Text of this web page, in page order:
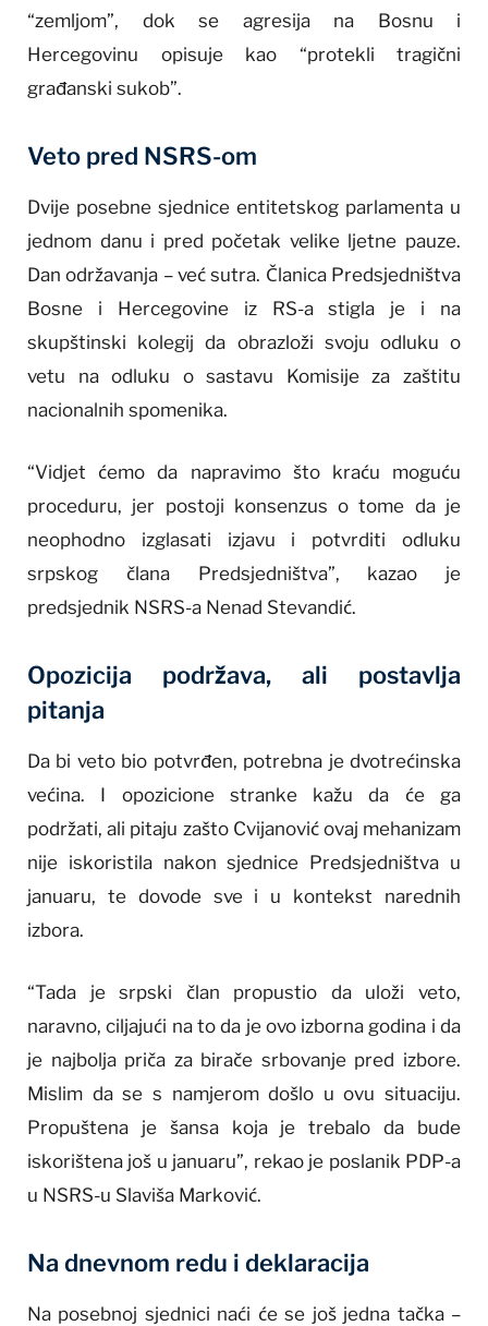
“zemljom”, dok se agresija na Bosnu i
Hercegovinu opisuje kao “protekli tragični
građanski sukob”.
Veto pred NSRS-om
Dvije posebne sjednice entitetskog parlamenta u
jednom danu i pred početak velike ljetne pauze.
Dan održavanja – već sutra. Članica Predsjedništva
Bosne i Hercegovine iz RS-a stigla je i na
skupštinski kolegij da obrazloži svoju odluku o
vetu na odluku o sastavu Komisije za zaštitu
nacionalnih spomenika.
“Vidjet ćemo da napravimo što kraću moguću
proceduru, jer postoji konsenzus o tome da je
neophodno izglasati izjavu i potvrditi odluku
srpskog člana Predsjedništva”, kazao je
predsjednik NSRS-a Nenad Stevandić.
Opozicija podržava, ali postavlja
pitanja
Da bi veto bio potvrđen, potrebna je dvotrećinska
većina. I opozicione stranke kažu da će ga
podržati, ali pitaju zašto Cvijanović ovaj mehanizam
nije iskoristila nakon sjednice Predsjedništva u
januaru, te dovode sve i u kontekst narednih
izbora.
“Tada je srpski član propustio da uloži veto,
naravno, ciljajući na to da je ovo izborna godina i da
je najbolja priča za birače srbovanje pred izbore.
Mislim da se s namjerom došlo u ovu situaciju.
Propuštena je šansa koja je trebalo da bude
iskorištena još u januaru”, rekao je poslanik PDP-a
u NSRS-u Slaviša Marković.
Na dnevnom redu i deklaracija
Na posebnoj sjednici naći će se još jedna tačka –